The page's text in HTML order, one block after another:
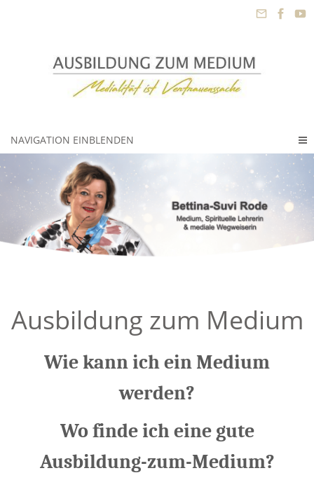
NAVIGATION EINBLENDEN
Ausbildung zum Medium
Wie kann ich ein Medium
werden?
Wo finde ich eine gute
Ausbildung-zum-Medium?